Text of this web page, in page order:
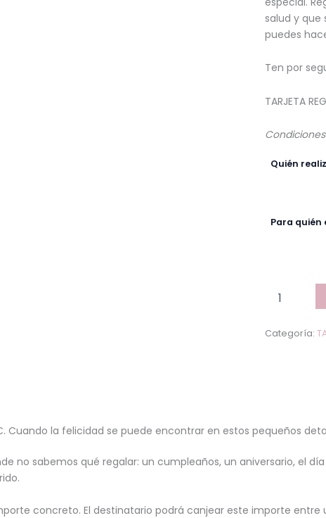
salud y que
puedes
Ten por
TARJETA
Quién
Para quién
Categoría:
Cuando la felicidad se puede encontrar en estos pequeños
no sabemos qué regalar: un cumpleaños, un aniversario, el
concreto. El destinatario podrá canjear este importe